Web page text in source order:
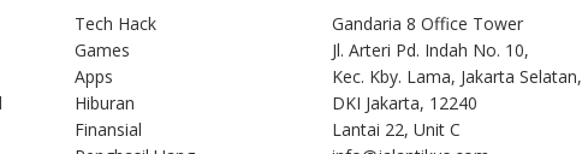
Gandaria 8 Office Tower
Jl. Arteri Pd. Indah No. 10,
Kec. Kby. Lama, Jakarta Selatan,
DKI Jakarta, 12240
Lantai 22, Unit C
Tech Hack
Games
Apps
Hiburan
Finansial